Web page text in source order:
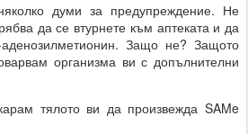
думи за предупреждение. Не
да се втурнете към аптеката и да
аденозилметионин. Защо не? Защото
организма ви с допълнителни
тялото ви да произвежда SAMe